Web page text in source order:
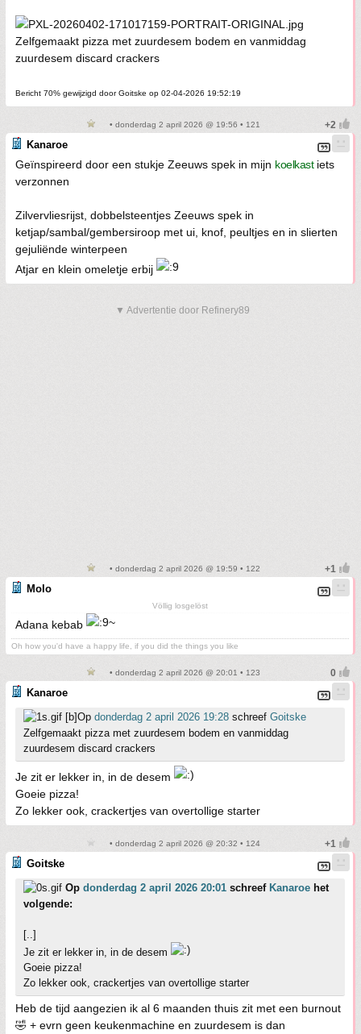
Zelfgemaakt pizza met zuurdesem bodem en vanmiddag
zuurdesem discard crackers
Bericht 70% gewijzigd door Goitske op 02-04-2026 19:52:19
• donderdag 2 april 2026 @ 19:56 • 121
Kanaroe
Geïnspireerd door een stukje Zeeuws spek in mijn koelkastiets
verzonnen
Zilvervliesrijst, dobbelsteentjes Zeeuws spek in
ketjap/sambal/gembersiroop met ui, knof, peultjes en in slierten
gejuliënde winterpeen
Atjar en klein omeletje erbij
▼ Advertentie door Refinery89
• donderdag 2 april 2026 @ 19:59 • 122
Molo
Völlig losgelöst
Adana kebab
Oh how you'd have a happy life, if you did the things you like
• donderdag 2 april 2026 @ 20:01 • 123
Kanaroe
[b]Op donderdag 2 april 2026 19:28 schreef Goitske
Zelfgemaakt pizza met zuurdesem bodem en vanmiddag
zuurdesem discard crackers
Je zit er lekker in, in de desem
Goeie pizza!
Zo lekker ook, crackertjes van overtollige starter
• donderdag 2 april 2026 @ 20:32 • 124
Goitske
Op donderdag 2 april 2026 20:01 schreef Kanaroe het
volgende:
[..]
Je zit er lekker in, in de desem
Goeie pizza!
Zo lekker ook, crackertjes van overtollige starter
Heb de tijd aangezien ik al 6 maanden thuis zit met een burnout
🤣 + evrn geen keukenmachine en zuurdesem is dan